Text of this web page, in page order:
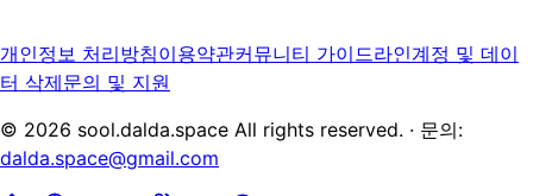
개인정보 처리방침이용약관커뮤니티 가이드라인계정 및 데이
터 삭제문의 및 지원
© 2026 sool.dalda.space All rights reserved. · 문의:
dalda.space@gmail.com